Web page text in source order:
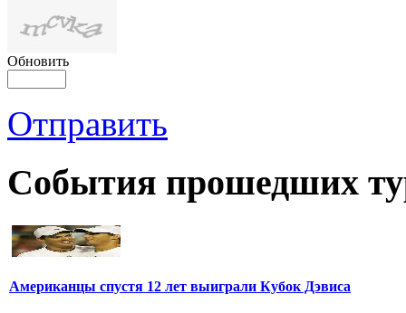
Обновить
Отправить
События прошедших
Американцы спустя 12 лет выиграли Кубок Дэвиса